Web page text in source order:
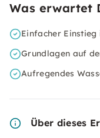
Was erwartet
Einfacher Einstieg
Grundlagen auf
Aufregendes
Über dieses